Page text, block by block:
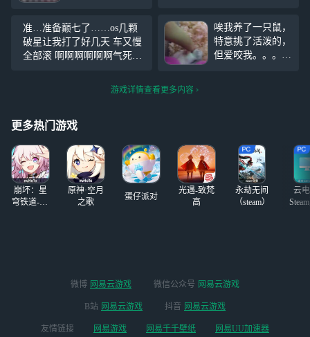
索外都不能用，体
验卡仅限体验不可
用解锁，加好友备
注，没删贴就是还
了……#第五人格周年庆#
准…准备巅七了……os几颗
破星让我打了好几天 车又慢
全部滚 啊啊啊啊啊啊气死我
不掉2026年8月2日晚上七点
不高的……
唉我养了一只鼠，
特意挑了活泼的，
但爱咬我。。。爱
抬头一看击球勘探
就在前面盯着我。
游戏详情查看更多内容
更多热门游戏
崩坏：星
穹铁道-4.4
原神·空月
之歌
蛋仔派对
光遇-致梵
高
永劫无间
（steam）
云
微博 网易云游戏 微信公众号 网易云游戏
B站 网易云游戏 抖音 网易云游戏
友情链接 网易游戏 网易千千壁纸 网易UU加速器